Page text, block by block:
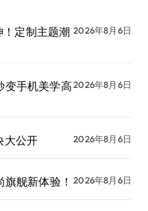
定制主题潮 2026年8月6日
变手机美学高2026年8月6日
大公开 2026年8月6日
舰新体验！ 2026年8月6日